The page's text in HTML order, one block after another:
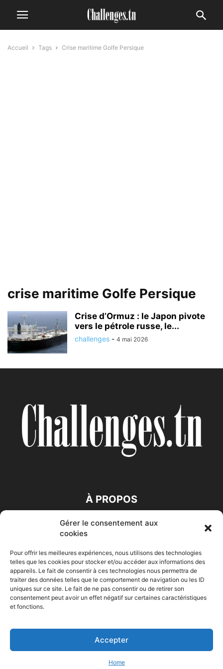
Gérer le consentement aux
cookies
Pour offrir les meilleures expériences, nous utilisons des technologies
telles que les cookies pour stocker et/ou accéder aux informations des
appareils. Le fait de consentir à ces technologies nous permettra de
traiter des données telles que le comportement de navigation ou les ID
uniques sur ce site. Le fait de ne pas consentir ou de retirer son
consentement peut avoir un effet négatif sur certaines caractéristiques
et fonctions.
Accepter
Home
Accueil Tags Crise maritime Golfe Persique
crise maritime Golfe Persique
Crise d’Ormuz : le Japon pivote
vers le pétrole russe, le...
challenges - 4 mai 2026
À PROPOS
SUIVEZ NOUS
Accueil Economie Entreprises Entrepreneur Afrique
HIGH-TECH Auto-Moto
© Challenges.tn By AAKOM.DIGITAL